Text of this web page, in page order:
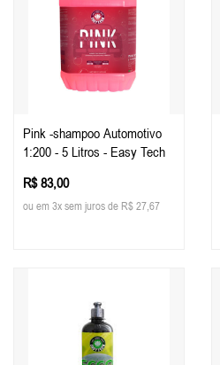
Pink -shampoo Automotivo
1:200 - 5 Litros - Easy Tech
R$ 83,00
ou em 3x sem juros de R$ 27,67